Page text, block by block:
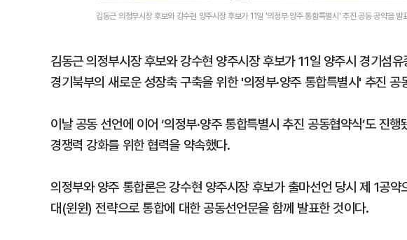
김동근 의정부시장 후보와 강수현 양주시장 후보가 11일 '의정부·양주 통합특별시' 추진 공동 공약을
김동근 의정부시장 후보와 강수현 양주시장 후보가 11일 양주시 경기섬
경기북부의 새로운 성장축 구축을 위한 '의정부·양주 통합특별시' 추진 공
이날 공동 선언에 이어 ‘의정부·양주 통합특별시 추진 공동협약식’도 진
경쟁력 강화를 위한 협력을 약속했다.
의정부와 양주 통합론은 강수현 양주시장 후보가 출마선언 당시 제 1공
대(윈윈) 전략으로 통합에 대한 공동선언문을 함께 발표한 것이다.